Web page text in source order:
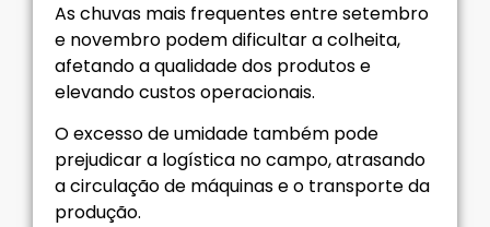
As chuvas mais frequentes entre setembro
e novembro podem dificultar a colheita,
afetando a qualidade dos produtos e
elevando custos operacionais.
O excesso de umidade também pode
prejudicar a logística no campo, atrasando
a circulação de máquinas e o transporte da
produção.